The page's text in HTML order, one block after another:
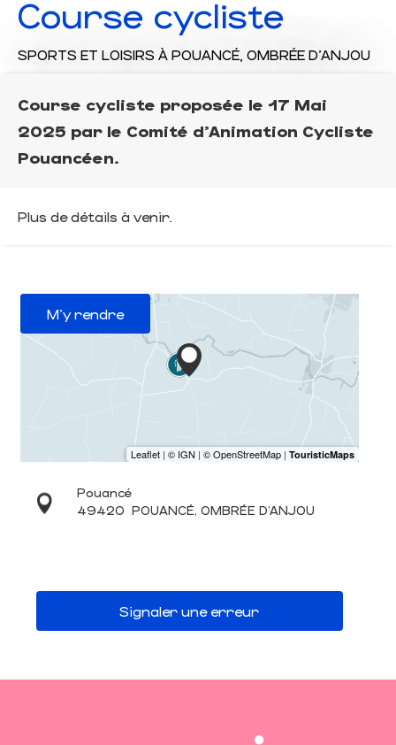
Course cycliste
SPORTS ET LOISIRS À POUANCÉ, OMBRÉE D'ANJOU
Course cycliste proposée le 17 Mai
2025 par le Comité d'Animation Cycliste
Pouancéen.
Plus de détails à venir.
M'y rendre
Pouancé
49420 POUANCÉ, OMBRÉE D'ANJOU
Signaler une erreur